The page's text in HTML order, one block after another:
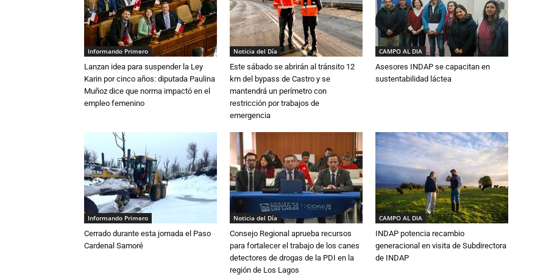
Informando Primero
Lanzan idea para suspender la Ley
Karin por cinco años: diputada Paulina
Muñoz dice que norma impactó en el
empleo femenino
Noticia del Día
Este sábado se abrirán al tránsito 12
km del bypass de Castro y se
mantendrá un perímetro con
restricción por trabajos de
emergencia
CAMPO AL DIA
Asesores INDAP se capacitan en
sustentabilidad láctea
Informando Primero
Cerrado durante esta jornada el Paso
Cardenal Samoré
Noticia del Día
Consejo Regional aprueba recursos
para fortalecer el trabajo de los canes
detectores de drogas de la PDI en la
región de Los Lagos
CAMPO AL DIA
INDAP potencia recambio
generacional en visita de Subdirectora
de INDAP